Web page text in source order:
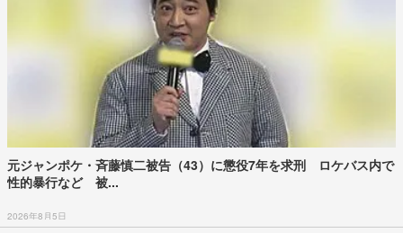
元ジャンポケ・斉藤慎二被告（43）に懲役7年を求刑 ロケバス内で
性的暴行など 被...
2026年8月5日